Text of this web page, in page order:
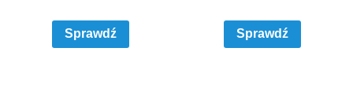
Sprawdź Sprawdź